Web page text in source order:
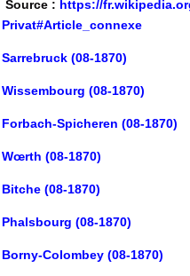
Source : https://
Privat#Article_connexe
Sarrebruck (08-1870)
Wissembourg (08-1870)
Forbach-Spicheren (08-1870)
Wœrth (08-1870)
Bitche (08-1870)
Phalsbourg (08-1870)
Borny-Colombey (08-1870)